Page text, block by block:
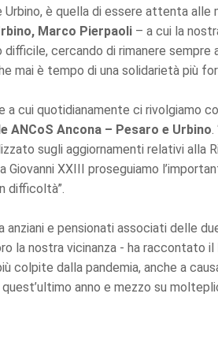
è quella di essere attenta
Marco Pierpaoli – a cui la
cercando di rimanere sempre
mai è tempo di una solidarietà più
a cui quotidianamente ci rivolgiamo
ANCoS Ancona – Pesaro e Urbino.
sugli aggiornamenti relativi
Giovanni XXIII proseguiamo
difficoltà”.
anziani e pensionati associati delle
la nostra vicinanza - ha raccontato il
colpite dalla pandemia, anche a
anno e mezzo su